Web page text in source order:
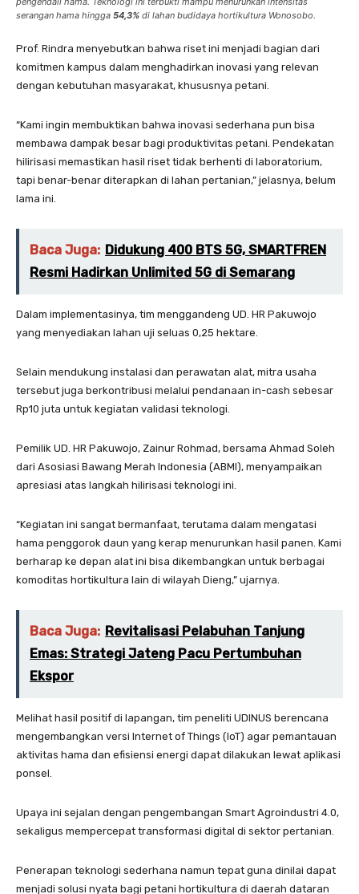
serangan hama hingga 54,3% di lahan budidaya hortikultura Wonosobo.
Prof. Rindra menyebutkan bahwa riset ini menjadi bagian dari
komitmen kampus dalam menghadirkan inovasi yang relevan
dengan kebutuhan masyarakat, khususnya petani.
“Kami ingin membuktikan bahwa inovasi sederhana pun bisa
membawa dampak besar bagi produktivitas petani. Pendekatan
hilirisasi memastikan hasil riset tidak berhenti di laboratorium,
tapi benar-benar diterapkan di lahan pertanian,” jelasnya, belum
lama ini.
Baca Juga: Didukung 400 BTS 5G, SMARTFREN
Resmi Hadirkan Unlimited 5G di Semarang
Dalam implementasinya, tim menggandeng UD. HR Pakuwojo
yang menyediakan lahan uji seluas 0,25 hektare.
Selain mendukung instalasi dan perawatan alat, mitra usaha
tersebut juga berkontribusi melalui pendanaan in-cash sebesar
Rp10 juta untuk kegiatan validasi teknologi.
Pemilik UD. HR Pakuwojo, Zainur Rohmad, bersama Ahmad Soleh
dari Asosiasi Bawang Merah Indonesia (ABMI), menyampaikan
apresiasi atas langkah hilirisasi teknologi ini.
“Kegiatan ini sangat bermanfaat, terutama dalam mengatasi
hama penggorok daun yang kerap menurunkan hasil panen. Kami
berharap ke depan alat ini bisa dikembangkan untuk berbagai
komoditas hortikultura lain di wilayah Dieng,” ujarnya.
Baca Juga: Revitalisasi Pelabuhan Tanjung
Emas: Strategi Jateng Pacu Pertumbuhan
Ekspor
Melihat hasil positif di lapangan, tim peneliti UDINUS berencana
mengembangkan versi Internet of Things (IoT) agar pemantauan
aktivitas hama dan efisiensi energi dapat dilakukan lewat aplikasi
ponsel.
Upaya ini sejalan dengan pengembangan Smart Agroindustri 4.0,
sekaligus mempercepat transformasi digital di sektor pertanian.
Penerapan teknologi sederhana namun tepat guna dinilai dapat
menjadi solusi nyata bagi petani hortikultura di daerah dataran